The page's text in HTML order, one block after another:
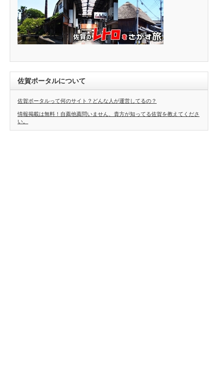
佐賀ポータルについて
佐賀ポータルって何のサイト？どんな人が運営してるの？
情報掲載は無料！自薦他薦問いません、貴方が知ってる佐賀を教えてくださ
い。